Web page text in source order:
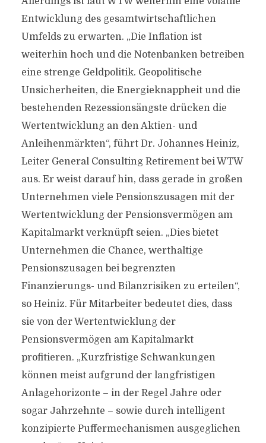
Entwicklung des gesamtwirtschaftlichen
Umfelds zu erwarten. „Die Inflation ist
weiterhin hoch und die Notenbanken betreiben
eine strenge Geldpolitik. Geopolitische
Unsicherheiten, die Energieknappheit und die
bestehenden Rezessionsängste drücken die
Wertentwicklung an den Aktien- und
Anleihenmärkten“, führt Dr. Johannes Heiniz,
Leiter General Consulting Retirement bei WTW
aus. Er weist darauf hin, dass gerade in großen
Unternehmen viele Pensionszusagen mit der
Wertentwicklung der Pensionsvermögen am
Kapitalmarkt verknüpft seien. „Dies bietet
Unternehmen die Chance, werthaltige
Pensionszusagen bei begrenzten
Finanzierungs- und Bilanzrisiken zu erteilen“,
so Heiniz. Für Mitarbeiter bedeutet dies, dass
sie von der Wertentwicklung der
Pensionsvermögen am Kapitalmarkt
profitieren. „Kurzfristige Schwankungen
können meist aufgrund der langfristigen
Anlagehorizonte – in der Regel Jahre oder
sogar Jahrzehnte – sowie durch intelligent
konzipierte Puffermechanismen ausgeglichen